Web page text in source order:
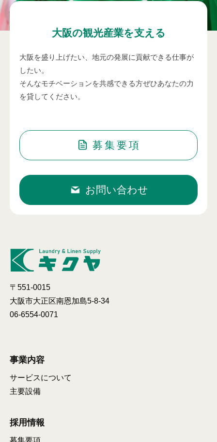
大阪の観光産業を支える
大阪を盛り上げたい、地元の発展に貢献できる仕事が
したい。
そんなモチベーションを共感できる方ぜひあなたの力
を貸してください。
募集要項
お問い合わせ
〒551-0015
大阪市大正区南恩加島5-8-34
06-6554-0071
事業内容
サービスについて
主要設備
採用情報
募集要項